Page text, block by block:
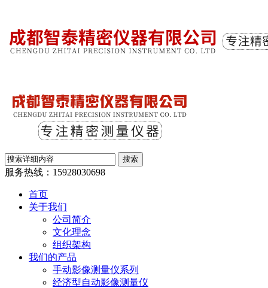
服务热线： 15928030698
首页
关于我们
公司简介
文化理念
组织架构
我们的产品
手动影像测量仪系列
经济型自动影像测量仪